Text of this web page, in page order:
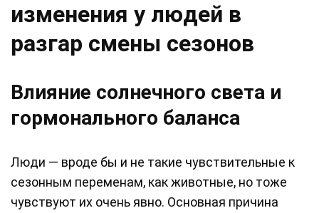
изменения у людей в
разгар смены сезонов
Влияние солнечного света и
гормонального баланса
Люди — вроде бы и не такие чувствительные к
сезонным переменам, как животные, но тоже
чувствуют их очень явно. Основная причина